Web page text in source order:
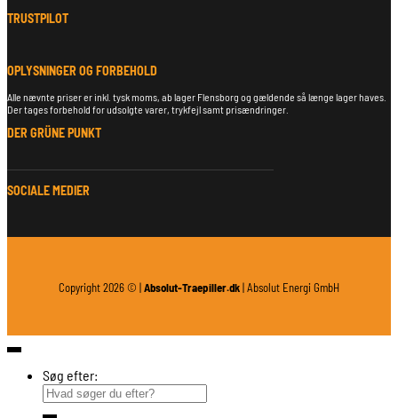
TRUSTPILOT
OPLYSNINGER OG FORBEHOLD
Alle nævnte priser er inkl. tysk moms, ab lager Flensborg og gældende så længe lager haves.
Der tages forbehold for udsolgte varer, trykfejl samt prisændringer.
DER GRÜNE PUNKT
SOCIALE MEDIER
Copyright 2026 © |Absolut-Traepiller.dk| Absolut Energi GmbH
Søg efter: